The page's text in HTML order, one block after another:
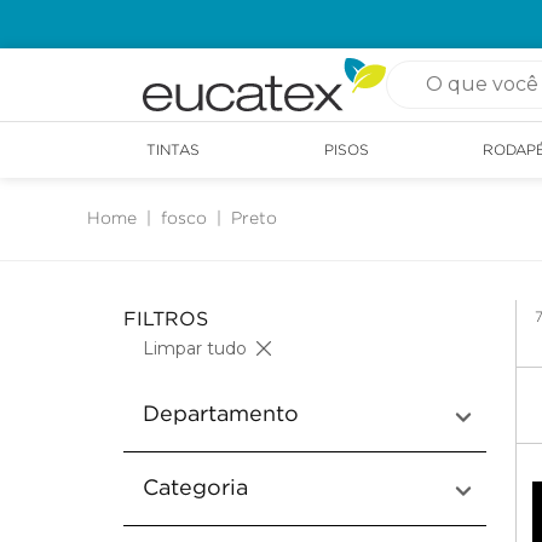
O que você
TINTAS PISOS
fosco Preto
FILTROS
Departamento
Categoria
Limpar tudo
7